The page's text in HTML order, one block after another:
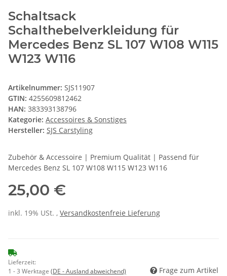
Schaltsack
Schalthebelverkleidung für
Mercedes Benz SL 107 W108 W115
W123 W116
Artikelnummer: SJS11907
GTIN: 4255609812462
HAN: 383393138796
Kategorie: Accessoires & Sonstiges
Hersteller: SJS Carstyling
Zubehör & Accessoire | Premium Qualität | Passend für
Mercedes Benz SL 107 W108 W115 W123 W116
25,00 €
inkl. 19% USt. , Versandkostenfreie Lieferung
Lieferzeit:
1 - 3 Werktage (DE - Ausland abweichend) Frage zum Artikel